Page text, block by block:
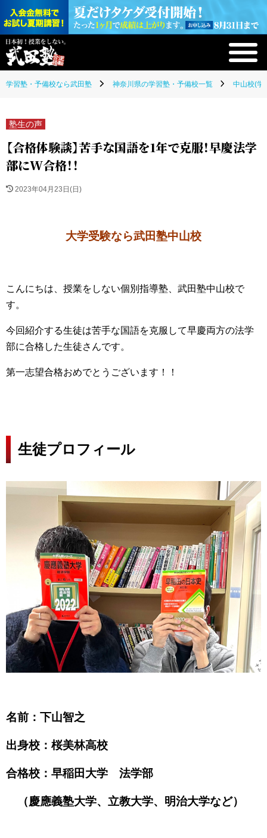
学習塾・予備校なら武田塾 神奈川県の学習塾・予備校一覧 中山校(学
塾生の声
【合格体験談】苦手な国語を1年で克服！早慶法学
部にW合格！！
2023年04月23日(日)
大学受験なら武田塾中山校
こんにちは、授業をしない個別指導塾、武田塾中山校で
す。
今回紹介する生徒は苦手な国語を克服して早慶両方の法学
部に合格した生徒さんです。
第一志望合格おめでとうございます！！
生徒プロフィール
名前：下山智之
出身校：桜美林高校
合格校：早稲田大学 法学部
（慶應義塾大学、立教大学、明治大学など）